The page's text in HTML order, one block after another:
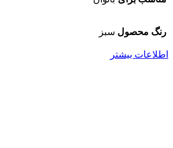
رنگ محصول سبز
اطلاعات بیشتر